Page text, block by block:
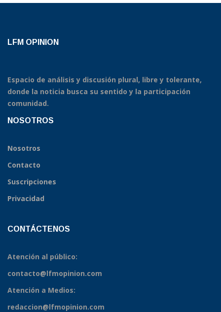
LFM OPINION
Espacio de análisis y discusión plural, libre y tolerante,
donde la noticia busca su sentido y la participación
comunidad.
NOSOTROS
Nosotros
Contacto
Suscripciones
Privacidad
CONTÁCTENOS
Atención al público:
contacto@lfmopinion.com
Atención a Medios:
redaccion@lfmopinion.com